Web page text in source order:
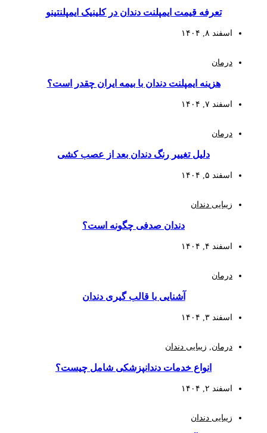
تعرفه قیمت ایمپلنت دندان در کلینیک ایمپلنتینو
اسفند ۸, ۱۴۰۴
درمان
هزینه ایمپلنت دندان با بیمه ایران چقدر است؟
اسفند ۷, ۱۴۰۴
درمان
دلیل تغییر رنگ دندان بعد از عصب کشی
اسفند ۵, ۱۴۰۴
زیبایی دندان
دندان صدفی چگونه است؟
اسفند ۴, ۱۴۰۴
درمان
آشنایی با قالب گیری دندان
اسفند ۳, ۱۴۰۴
درمان, زیبایی دندان
انواع خدمات دندانپزشکی شامل چیست؟
اسفند ۲, ۱۴۰۴
زیبایی دندان